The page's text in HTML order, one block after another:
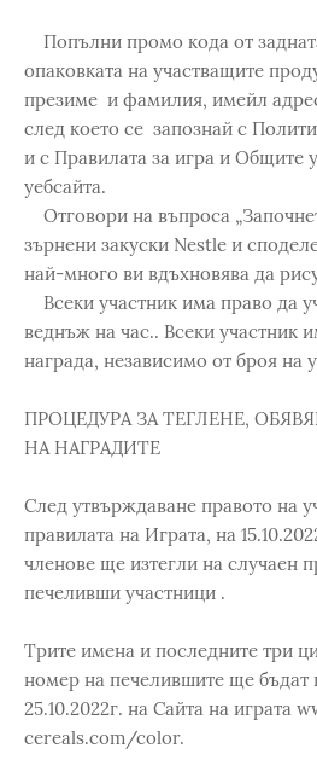
Попълни промо кода от
опаковката на участващите
презиме и фамилия, имейл
след което се запознай с
и с Правилата за игра и Общите
уебсайта.
Oтговори на въпроса
зърнени закуски Nestle и
най-много ви вдъхновява да
Всеки участник има право да
веднъж на час.. Всеки участник
награда, независимо от броя на
ПРОЦЕДУРА ЗА ТЕГЛЕНЕ,
НА НАГРАДИТЕ
След утвърждаване правото на
правилата на Играта, на
членове ще изтегли на случаен
печеливши участници .
Трите имена и последните три
номер на печелившите ще бъдат
25.10.2022г. на Сайта на играта
cereals.com/color.